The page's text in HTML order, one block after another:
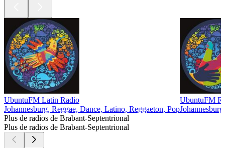
UbuntuFM Latin Radio
Johannesburg, Reggae, Dance, Latino, Reggaeton, Pop
UbuntuFM
Plus de radios de Brabant-Septentrional
Plus de radios de Brabant-Septentrional